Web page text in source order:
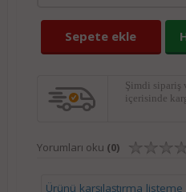
Sepete ekle
Şimdi sipariş
içerisinde
Yorumları oku (0)
Ürünü karşılaştırma listeme